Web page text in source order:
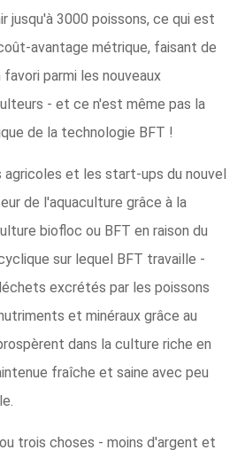
jusqu'à 3000 poissons, ce qui est
avantage métrique, faisant de
parmi les nouveaux
- et ce n'est même pas la
de la technologie BFT !
agricoles et les start-ups du nouvel
de l'aquaculture grâce à la
biofloc ou BFT en raison du
sur lequel BFT travaille -
excrétés par les poissons
et minéraux grâce au
dans la culture riche en
fraîche et saine avec peu
trois choses - moins d'argent et